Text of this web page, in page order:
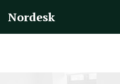
Nordesk